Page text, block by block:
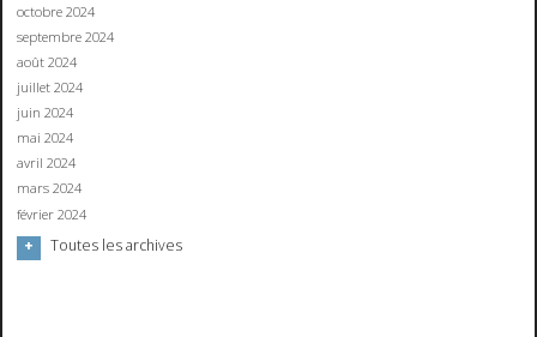
octobre 2024
septembre 2024
août 2024
juillet 2024
juin 2024
mai 2024
avril 2024
mars 2024
février 2024
Toutes les archives